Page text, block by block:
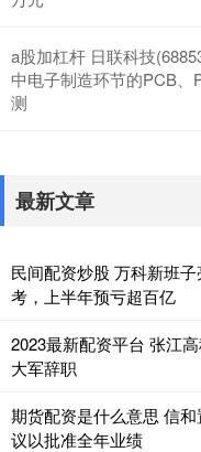
a股加杠杆 日联科技
中电子制造环节的PCB、
测
最新文章
民间配资炒股 万科新班
考，上半年预亏超百亿
2023最新配资平台 张江
大军辞职
期货配资是什么意思 信
议以批准全年业绩